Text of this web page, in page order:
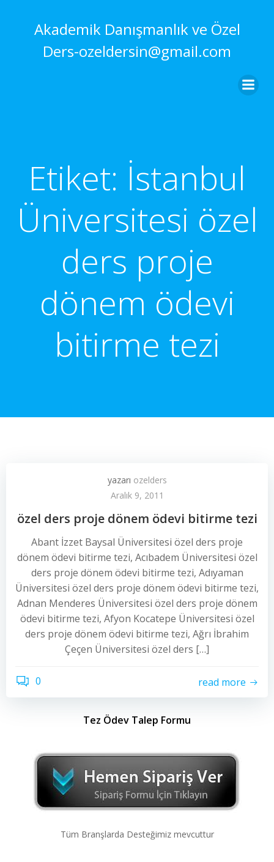
Akademik Danışmanlık ve Özel
Ders-ozeldersin@gmail.com
Etiket: İstanbul
Üniversitesi özel
ders proje
dönem ödevi
bitirme tezi
yazarı ozelders
Aralık 9, 2011
özel ders proje dönem ödevi bitirme tezi
Abant İzzet Baysal Üniversitesi özel ders proje
dönem ödevi bitirme tezi, Acıbadem Üniversitesi özel
ders proje dönem ödevi bitirme tezi, Adıyaman
Üniversitesi özel ders proje dönem ödevi bitirme tezi,
Adnan Menderes Üniversitesi özel ders proje dönem
ödevi bitirme tezi, Afyon Kocatepe Üniversitesi özel
ders proje dönem ödevi bitirme tezi, Ağrı İbrahim
Çeçen Üniversitesi özel ders […]
0 read more
Tez Ödev Talep Formu
Tüm Branşlarda Desteğimiz mevcuttur